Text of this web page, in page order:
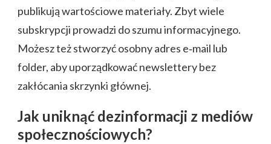
publikują wartościowe materiały. Zbyt wiele
subskrypcji prowadzi do szumu informacyjnego.
Możesz też stworzyć osobny adres e‑mail lub
folder, aby uporządkować newslettery bez
zakłócania skrzynki głównej.
Jak uniknąć dezinformacji z mediów
społecznościowych?